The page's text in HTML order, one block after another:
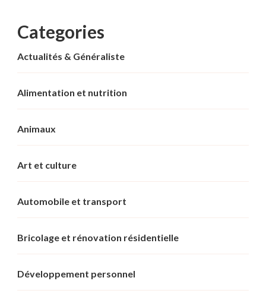
Categories
Actualités & Généraliste
Alimentation et nutrition
Animaux
Art et culture
Automobile et transport
Bricolage et rénovation résidentielle
Développement personnel